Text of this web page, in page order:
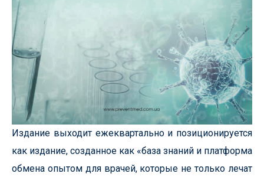
Издание выходит ежеквартально и позиционируется
как издание, созданное как «база знаний и платформа
обмена опытом для врачей, которые не только лечат